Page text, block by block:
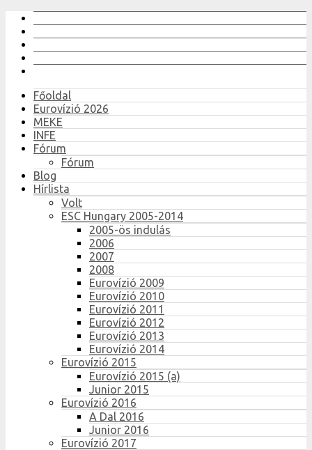
Főoldal
Eurovízió 2026
MEKE
INFE
Fórum
Fórum
Blog
Hírlista
Volt
ESC Hungary 2005-2014
2005-ös indulás
2006
2007
2008
Eurovízió 2009
Eurovízió 2010
Eurovízió 2011
Eurovízió 2012
Eurovízió 2013
Eurovízió 2014
Eurovízió 2015
Eurovízió 2015 (a)
Junior 2015
Eurovízió 2016
A Dal 2016
Junior 2016
Eurovízió 2017